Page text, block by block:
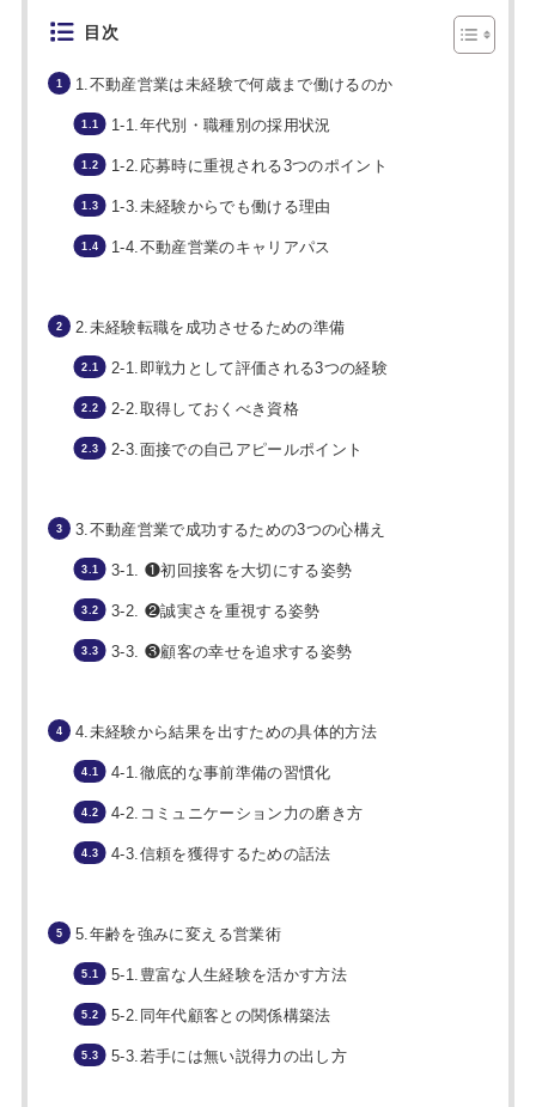
目次
1.不動産営業は未経験で何歳まで働けるのか
1-1.年代別・職種別の採用状況
1-2.応募時に重視される3つのポイント
1-3.未経験からでも働ける理由
1-4.不動産営業のキャリアパス
2.未経験転職を成功させるための準備
2-1.即戦力として評価される3つの経験
2-2.取得しておくべき資格
2-3.面接での自己アピールポイント
3.不動産営業で成功するための3つの心構え
3-1. ❶初回接客を大切にする姿勢
3-2. ❷誠実さを重視する姿勢
3-3. ❸顧客の幸せを追求する姿勢
4.未経験から結果を出すための具体的方法
4-1.徹底的な事前準備の習慣化
4-2.コミュニケーション力の磨き方
4-3.信頼を獲得するための話法
5.年齢を強みに変える営業術
5-1.豊富な人生経験を活かす方法
5-2.同年代顧客との関係構築法
5-3.若手には無い説得力の出し方